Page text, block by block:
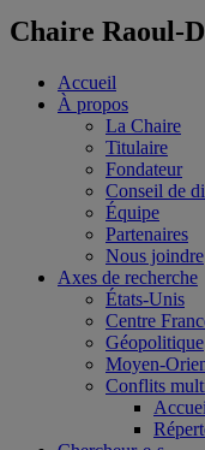
Chaire Raoul-
Accueil
À propos
La Chaire
Titulaire
Fondateur
Conseil de
Équipe
Partenaires
Nous joindre
Axes de recherche
États-Unis
Centre
Géopolitique
Moyen-
Conflits